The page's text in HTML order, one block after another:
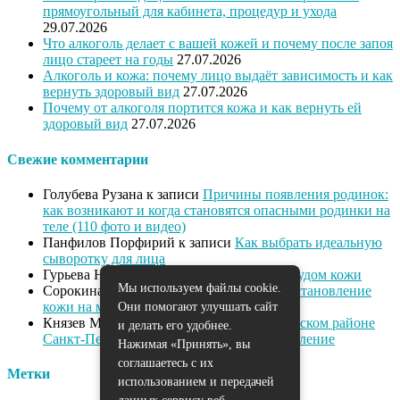
прямоугольный для кабинета, процедур и ухода
29.07.2026
Что алкоголь делает с вашей кожей и почему после запоя
лицо стареет на годы 27.07.2026
Алкоголь и кожа: почему лицо выдаёт зависимость и как
вернуть здоровый вид 27.07.2026
Почему от алкоголя портится кожа и как вернуть ей
здоровый вид 27.07.2026
Свежие комментарии
Голубева Рузана к записи Причины появления родинок:
как возникают и когда становятся опасными родинки на
теле (110 фото и видео)
Панфилов Порфирий к записи Как выбрать идеальную
сыворотку для лица
Гурьева Нева
Как справиться с зудом кожи
Сорокина Дианак записи Питание и восстановление
кожи на марше
Князев Миланк записиМассаж в Выборгском районе
Санкт-Петербурга: омоложение и расслабление
Метки
Мы используем файлы cookie.
Они помогают улучшать сайт
и делать его удобнее.
Нажимая «Принять», вы
соглашаетесь с их
использованием и передачей